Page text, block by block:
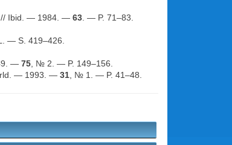
// Ibid. — 1984. — 63 . — P. 71–83.
— S. 419–426.
— 75 , № 2. — P. 149–156.
— 1993. — 31 , № 1. — P. 41–48.